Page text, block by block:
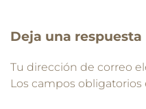
Deja una respuesta
Tu dirección de correo
Los campos